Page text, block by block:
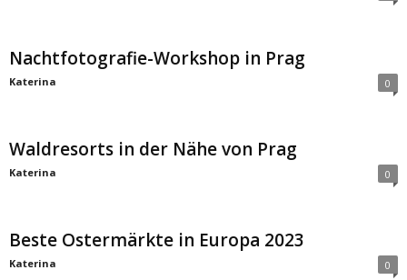
Nachtfotografie-Workshop in Prag
Katerina 0
Waldresorts in der Nähe von Prag
Katerina 0
Beste Ostermärkte in Europa 2023
Katerina 0